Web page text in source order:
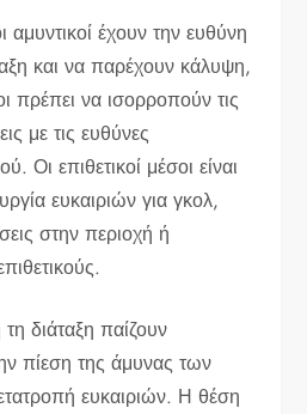
αμυντικοί έχουν την ευθύνη
και να παρέχουν κάλυψη,
πρέπει να ισορροπούν τις
με τις ευθύνες
Οι επιθετικοί μέσοι είναι
ευκαιριών για γκολ,
στην περιοχή ή
τη διάταξη παίζουν
πίεση της άμυνας των
ευκαιριών. Η θέση